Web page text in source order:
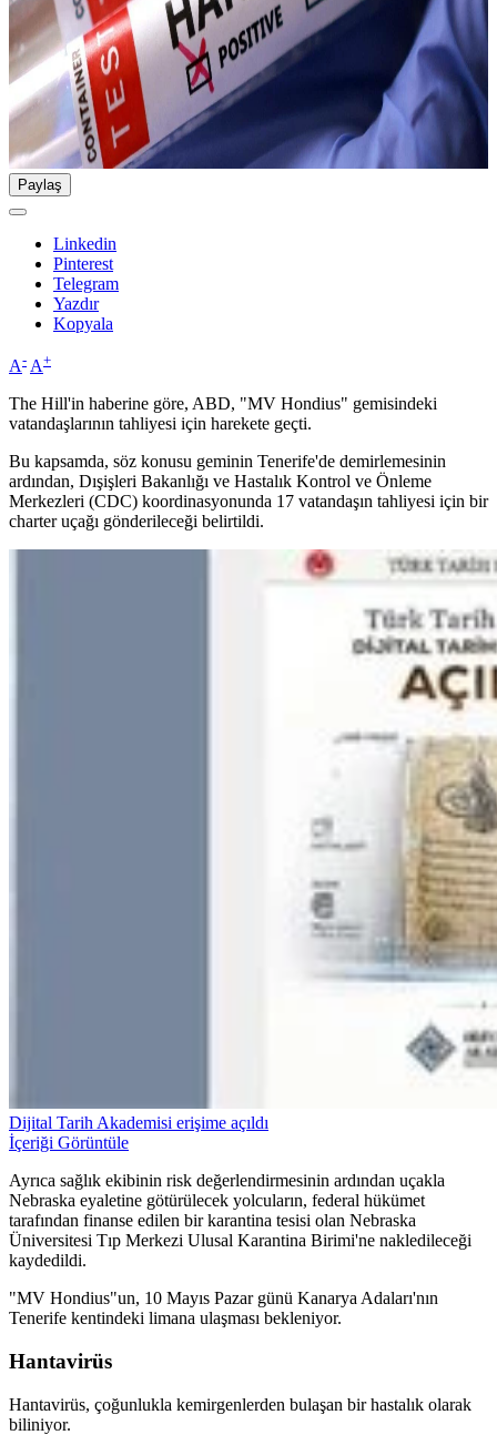
Paylaş
Linkedin
Pinterest
Telegram
Yazdır
Kopyala
A- A+
The Hill'in haberine göre, ABD, "MV Hondius" gemisindeki
vatandaşlarının tahliyesi için harekete geçti.
Bu kapsamda, söz konusu geminin Tenerife'de demirlemesinin
ardından, Dışişleri Bakanlığı ve Hastalık Kontrol ve Önleme
Merkezleri (CDC) koordinasyonunda 17 vatandaşın tahliyesi için bir
charter uçağı gönderileceği belirtildi.
Dijital Tarih Akademisi erişime açıldı
İçeriği Görüntüle
Ayrıca sağlık ekibinin risk değerlendirmesinin ardından uçakla
Nebraska eyaletine götürülecek yolcuların, federal hükümet
tarafından finanse edilen bir karantina tesisi olan Nebraska
Üniversitesi Tıp Merkezi Ulusal Karantina Birimi'ne nakledileceği
kaydedildi.
"MV Hondius"un, 10 Mayıs Pazar günü Kanarya Adaları'nın
Tenerife kentindeki limana ulaşması bekleniyor.
Hantavirüs
Hantavirüs, çoğunlukla kemirgenlerden bulaşan bir hastalık olarak
biliniyor.